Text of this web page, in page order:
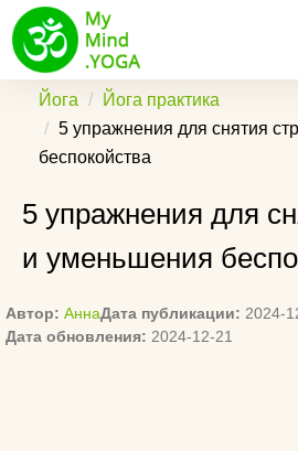
Йога
Йога практика
5 упражнения для снятия
беспокойства
5 упражнения для
и уменьшения
Автор: АннаДата публикации: 2024-
Дата обновления: 2024-12-21